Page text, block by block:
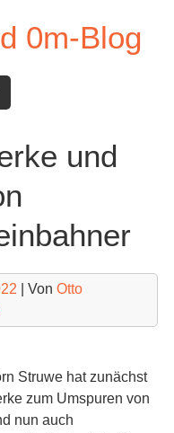
0m-Blog
und
| Von Otto
Struwe hat zunächst
zum Umspuren von
nun auch